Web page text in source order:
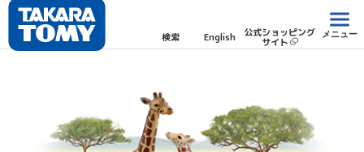
検索 English 公式ショッピング
サイト
メニュー